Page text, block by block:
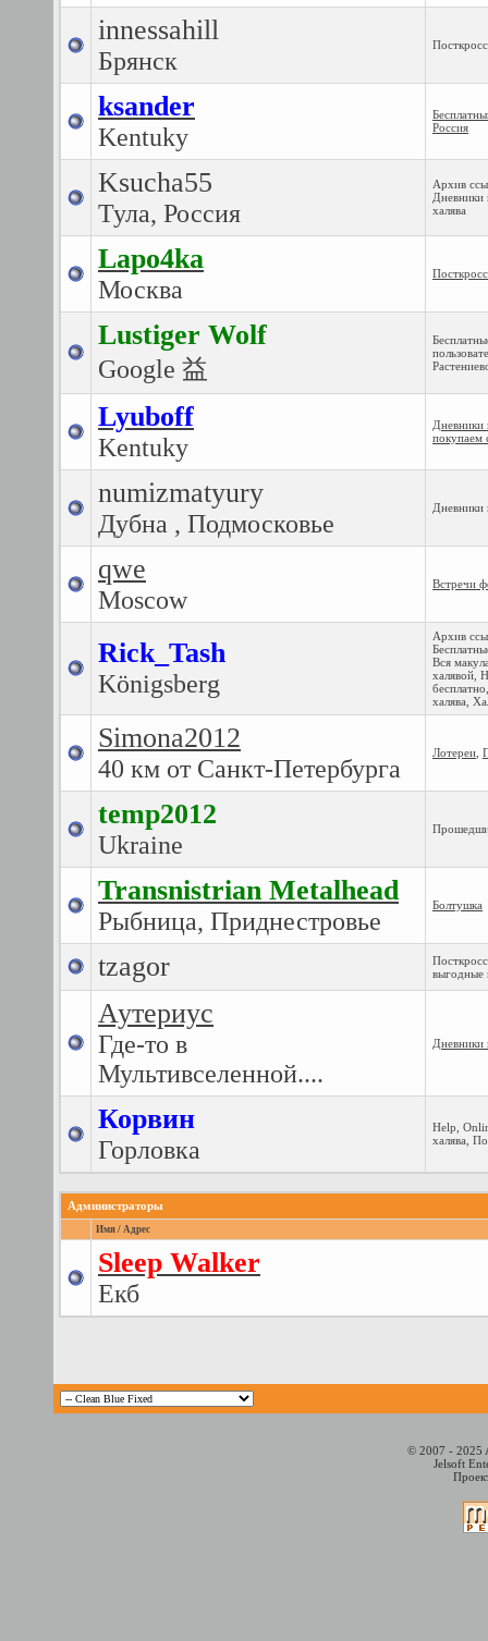
innessahill
Брянск
ksander
Kentuky
Россия
Ksucha55
Тула, Россия
Архив
Дневники
халява
Lapo4ka
Москва
Lustiger Wolf
Google 益
Lyuboff
Kentuky
Дневники
покупаем
numizmatyury
Дубна , Подмосковье
Дневники
qwe
Moscow
Встречи
Rick_Tash
Königsberg
Архив
Вся
халявой
бесплатно
халява
Simona2012
40 км от Санкт-Петербурга
Лотереи
temp2012
Ukraine
Transnistrian Metalhead
Рыбница, Приднестровье
Болтушка
tzagor
выгодные
Аутериус
Где-то в
Мультивселенной....
Дневники
Корвин
Горловка
Help
халява
Администраторы
Имя / Адрес
Sleep Walker
Екб
© 2007 - 2025
Jelsoft